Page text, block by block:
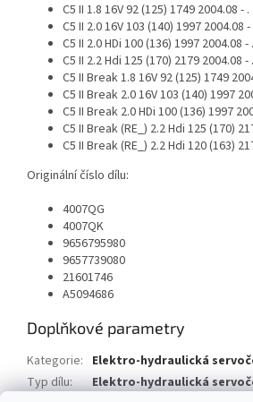
C5 II 1.8 16V 92 (125) 1749 2004.08 - .
C5 II 2.0 16V 103 (140) 1997 2004.08 -
C5 II 2.0 HDi 100 (136) 1997 2004.08 - .
C5 II 2.2 Hdi 125 (170) 2179 2004.08 - .
C5 II Break 1.8 16V 92 (125) 1749
C5 II Break 2.0 16V 103 (140) 1997
C5 II Break 2.0 HDi 100 (136) 1997
C5 II Break (RE_) 2.2 Hdi 125 (170)
C5 II Break (RE_) 2.2 Hdi 120 (163)
Originální číslo dílu:
4007QG
4007QK
9656795980
9657739080
21601746
A5094686
Doplňkové parametry
Kategorie: Elektro-hydraulická
Typ dílu:
Elektro-hydraulická